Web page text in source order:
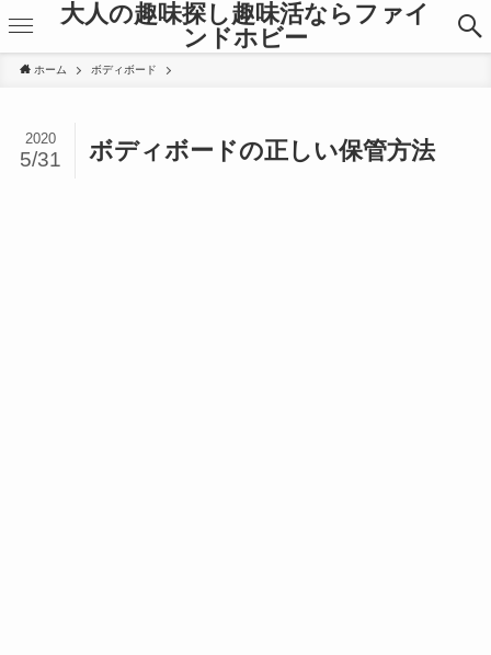
大人の趣味探し趣味活ならファイ
ンドホビー
ホーム ボディボード
ボディボードの正しい保管方法
2020
5/31